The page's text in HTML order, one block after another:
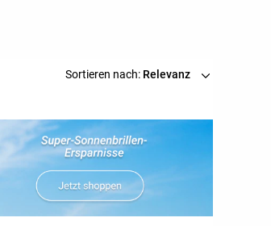
Sortieren nach: Relevanz